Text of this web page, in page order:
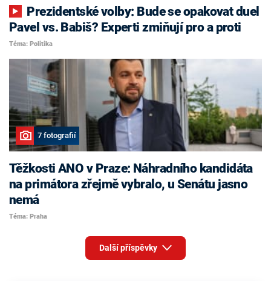
Pavel vs. Babiš? Experti zmiňují pro a proti
Téma: Politika
7 fotografií
Těžkosti ANO v Praze: Náhradního kandidáta
na primátora zřejmě vybralo, u Senátu jasno
nemá
Téma: Praha
Další příspěvky